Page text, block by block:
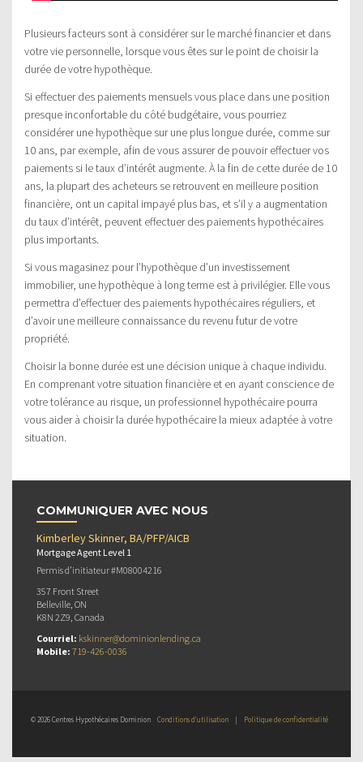
Plusieurs facteurs sont à considérer sur le marché financier et dans
votre vie personnelle, lorsque vous êtes sur le point de choisir la
durée de votre hypothèque.
Si effectuer des paiements mensuels vous place dans une position
presque inconfortable du côté budgétaire, vous pourriez
considérer une hypothèque sur une plus longue durée, comme sur
10 ans, par exemple, afin de vous assurer de pouvoir effectuer vos
paiements si le taux d’intérêt augmente. À la fin de cette durée de 10
ans, la plupart des acheteurs se retrouvent en meilleure position
financière, ont un capital impayé plus bas, et s’il y a augmentation
du taux d’intérêt, peuvent effectuer des paiements hypothécaires
plus importants.
Si vous magasinez pour l’hypothèque d’un investissement
immobilier, une hypothèque à long terme est à privilégier. Elle vous
permettra d’effectuer des paiements hypothécaires réguliers, et
d’avoir une meilleure connaissance du revenu futur de votre
propriété.
Choisir la bonne durée est une décision unique à chaque individu.
En comprenant votre situation financière et en ayant conscience de
votre tolérance au risque, un professionnel hypothécaire pourra
vous aider à choisir la durée hypothécaire la mieux adaptée à votre
situation.
COMMUNIQUER AVEC NOUS
Kimberley Skinner, BA/PFP/AICB
Mortgage Agent Level 1
Permis d’initiateur #M08004216
357 Front Street
Belleville, ON
K8N 2Z9, Canada
Courriel: kskinner@dominionlending.ca
Mobile: 719-426-0036
© 2026 Centres Hypothécaires Dominion Conditions d’utilisation | Politique de confidentialité